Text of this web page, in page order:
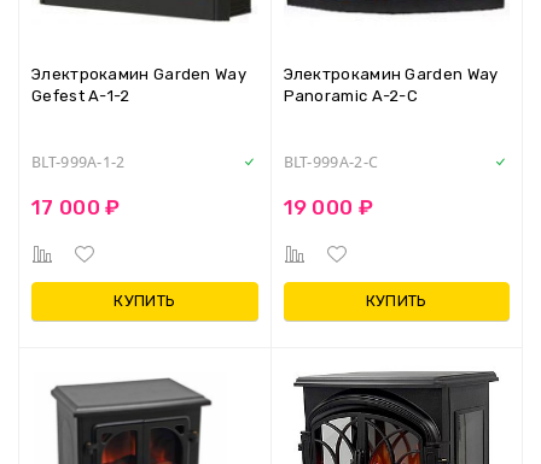
Электрокамин Garden Way
Gefest A-1-2
BLT-999A-1-2
17 000 ₽
КУПИТЬ
Электрокамин Garden Way
Panoramic A-2-C
BLT-999A-2-C
19 000 ₽
КУПИТЬ